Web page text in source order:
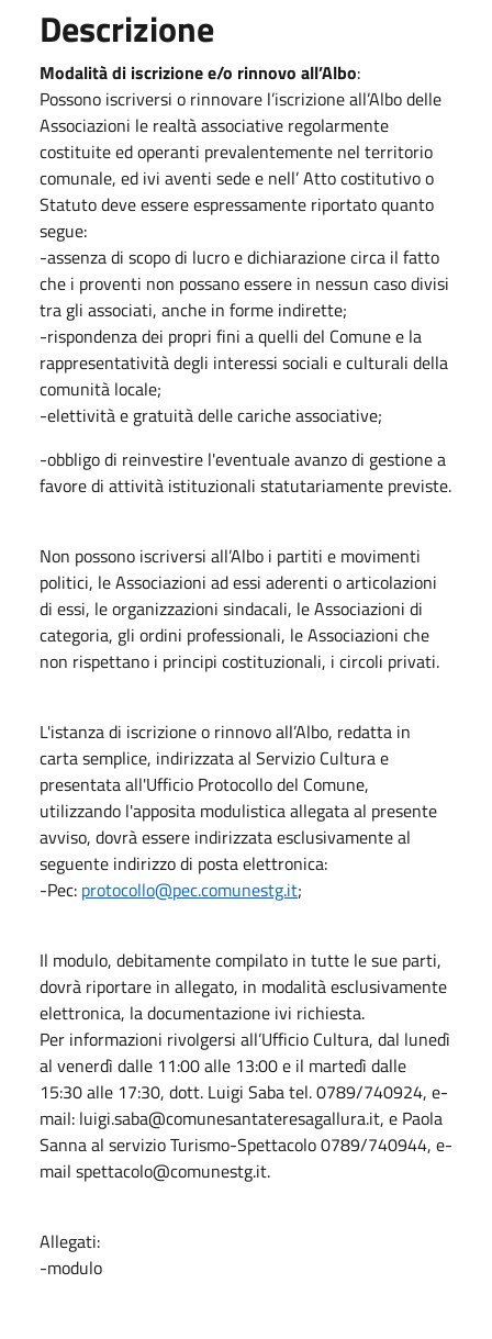
Descrizione
Modalità di iscrizione e/o rinnovo all’Albo:
Possono iscriversi o rinnovare l’iscrizione all’Albo delle
Associazioni le realtà associative regolarmente
costituite ed operanti prevalentemente nel territorio
comunale, ed ivi aventi sede e nell’ Atto costitutivo o
Statuto deve essere espressamente riportato quanto
segue:
-assenza di scopo di lucro e dichiarazione circa il fatto
che i proventi non possano essere in nessun caso divisi
tra gli associati, anche in forme indirette;
-rispondenza dei propri fini a quelli del Comune e la
rappresentatività degli interessi sociali e culturali della
comunità locale;
-elettività e gratuità delle cariche associative;
-obbligo di reinvestire l'eventuale avanzo di gestione a
favore di attività istituzionali statutariamente previste.
Non possono iscriversi all’Albo i partiti e movimenti
politici, le Associazioni ad essi aderenti o articolazioni
di essi, le organizzazioni sindacali, le Associazioni di
categoria, gli ordini professionali, le Associazioni che
non rispettano i principi costituzionali, i circoli privati.
L'istanza di iscrizione o rinnovo all’Albo, redatta in
carta semplice, indirizzata al Servizio Cultura e
presentata all'Ufficio Protocollo del Comune,
utilizzando l'apposita modulistica allegata al presente
avviso, dovrà essere indirizzata esclusivamente al
seguente indirizzo di posta elettronica:
-Pec: protocollo@pec.comunestg.it;
Il modulo, debitamente compilato in tutte le sue parti,
dovrà riportare in allegato, in modalità esclusivamente
elettronica, la documentazione ivi richiesta.
Per informazioni rivolgersi all’Ufficio Cultura, dal lunedì
al venerdì dalle 11:00 alle 13:00 e il martedì dalle
15:30 alle 17:30, dott. Luigi Saba tel. 0789/740924, e-
mail: luigi.saba@comunesantateresagallura.it, e Paola
Sanna al servizio Turismo-Spettacolo 0789/740944, e-
mail spettacolo@comunestg.it.
Allegati:
-modulo